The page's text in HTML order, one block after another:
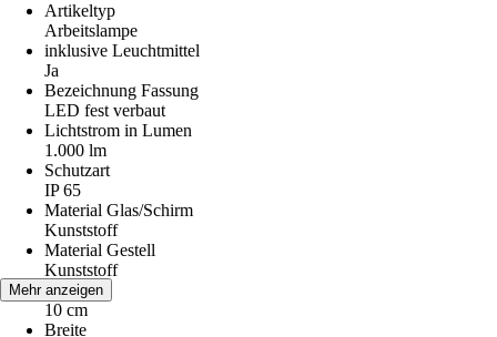
Artikeltyp
Arbeitslampe
inklusive Leuchtmittel
Ja
Bezeichnung Fassung
LED fest verbaut
Lichtstrom in Lumen
1.000 lm
Schutzart
IP 65
Material Glas/Schirm
Kunststoff
Material Gestell
Kunststoff
Höhe
10 cm
Breite
Mehr anzeigen